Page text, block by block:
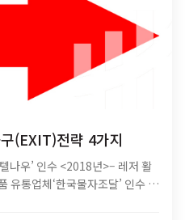
(EXIT)전략 4가지
나우’ 인수 <2018년>– 레저 활
유통업체‘한국물자조달’ 인수 –